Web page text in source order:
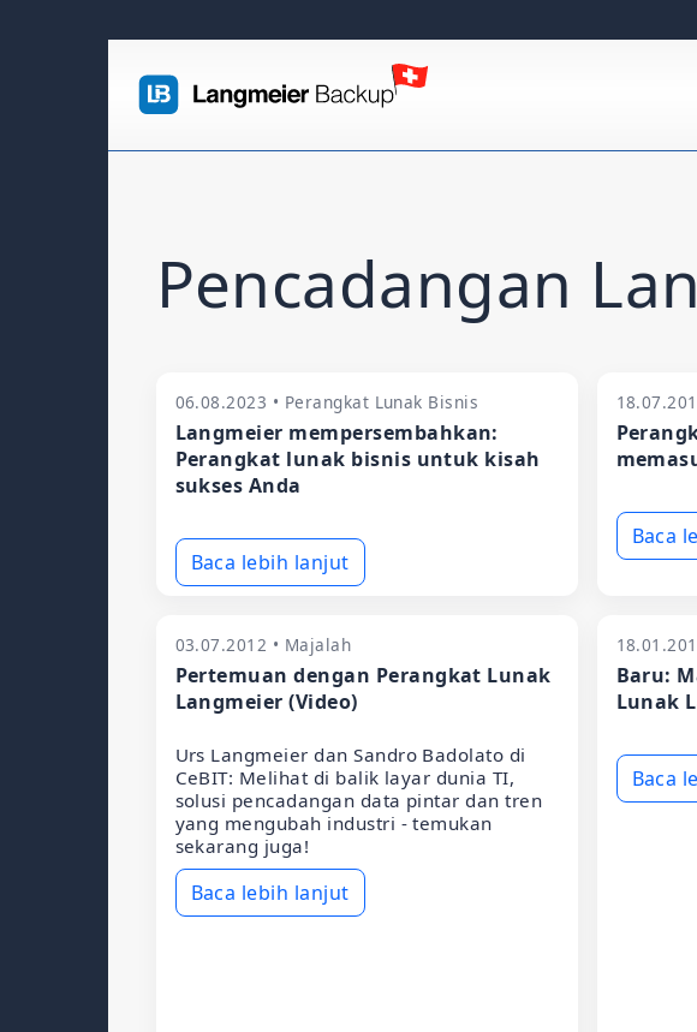
Pencadangan
06.08.2023 • Perangkat Lunak Bisnis
Langmeier mempersembahkan:
Perangkat lunak bisnis untuk kisah
sukses Anda
Baca lebih lanjut
Baca
03.07.2012 • Majalah
Pertemuan dengan Perangkat Lunak
Langmeier (Video)
Urs Langmeier dan Sandro Badolato di
CeBIT: Melihat di balik layar dunia TI,
solusi pencadangan data pintar dan tren
yang mengubah industri - temukan
sekarang juga!
Baca lebih lanjut
Baru:
Lunak
Baca